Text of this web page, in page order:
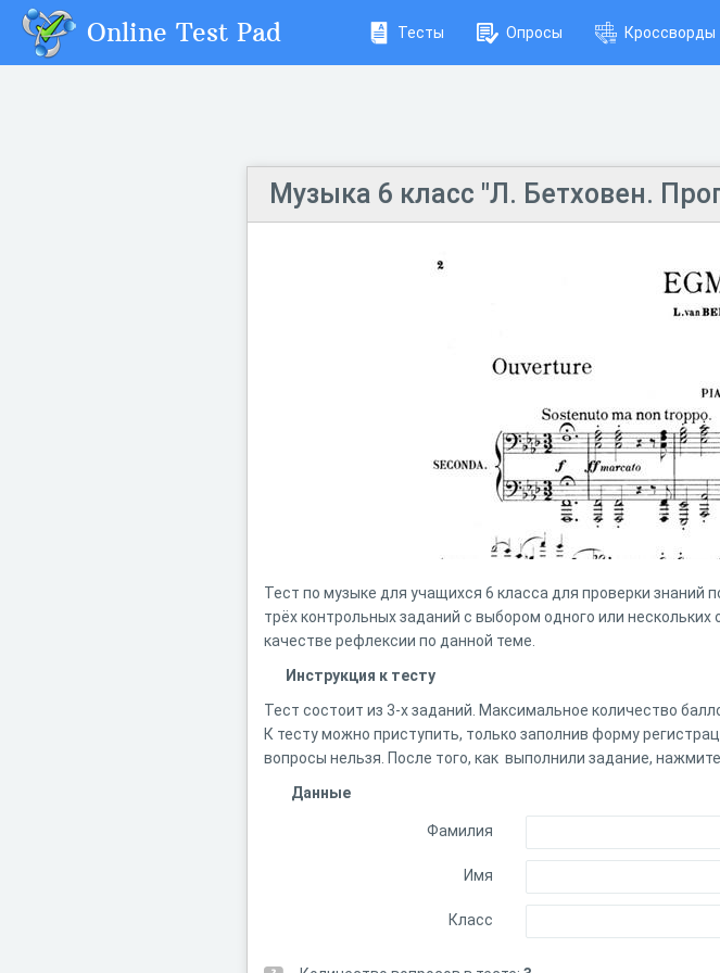
Online Test Pad Тесты Опросы Кроссворды
Музыка 6 класс "Л. Бетховен.
Тест по музыке для учащихся 6 класса для проверки знаний
трёх контрольных заданий с выбором одного или
качестве рефлексии по данной теме.
Инструкция к тесту
Тест состоит из 3-х заданий. Максимальное количество
К тесту можно приступить, только заполнив форму
вопросы нельзя. После того, как выполнили задание,
Данные
Фамилия
Имя
Класс